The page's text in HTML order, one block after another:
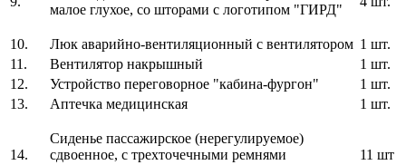
малое глухое, со шторами с логотипом "ГИРД"
10. Люк аварийно-вентиляционный с вентилятором 1 шт.
11.
Вентилятор накрышный
1 шт.
12.
Устройство переговорное "кабина-фургон"
1 шт.
13.
Аптечка медицинская 1 шт.
14.
Сиденье пассажирское (нерегулируемое)
сдвоенное, с трехточечными ремнями
11 шт